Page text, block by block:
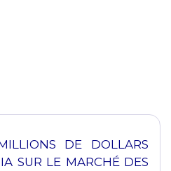
DE DOLLARS
SUR LE MARCHÉ DES